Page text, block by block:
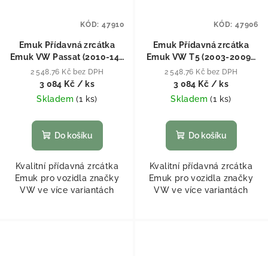
Emuk Přídavná zrcátka
Emuk VW Passat (2010-14),
Passat CC (2008-14), EOS
(2011-13), Jetta (2011-14),
2 548,76 Kč bez DPH
3 084 Kč / ks
Skladem(1 ks)
Do košíku
Kvalitní přídavná zrcátka
Emuk pro vozidla značky
VW ve více variantách
KÓD: 47910
Emuk Přídavná zrcátka
Emuk VW T5 (2003-2009),
Caddy (2004-2015)
2 548,76 Kč bez DPH
3 084 Kč / ks
Skladem(1 ks)
Do košíku
Kvalitní přídavná zrcátka
Emuk pro vozidla značky
VW ve více variantách
KÓD: 47906